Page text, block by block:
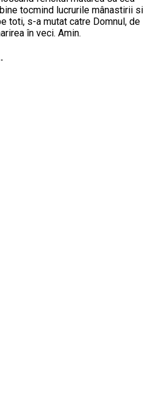
tocmind lucrurile mânastirii si
toti, s-a mutat catre Domnul, de
în veci. Amin.